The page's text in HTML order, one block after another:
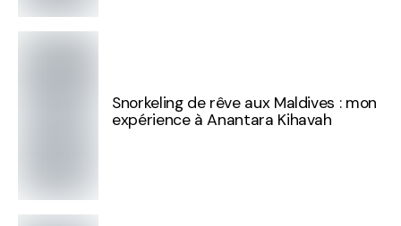
Snorkeling de rêve aux Maldives : mon
expérience à Anantara Kihavah